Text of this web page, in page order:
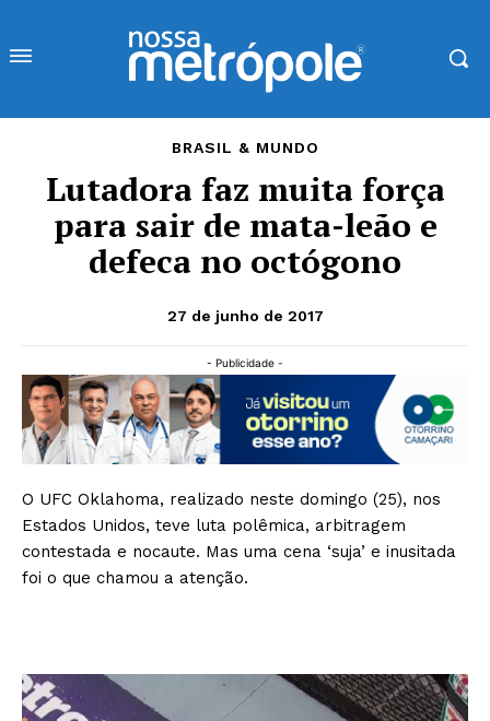
BRASIL & MUNDO
Lutadora faz muita força
para sair de mata-leão e
defeca no octógono
27 de junho de 2017
- Publicidade -
O UFC Oklahoma, realizado neste domingo (25), nos
Estados Unidos, teve luta polêmica, arbitragem
contestada e nocaute. Mas uma cena ‘suja’ e inusitada
foi o que chamou a atenção.